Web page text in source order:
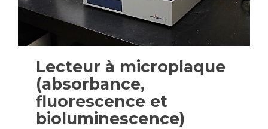
Lecteur à microplaque
(absorbance,
fluorescence et
bioluminescence)